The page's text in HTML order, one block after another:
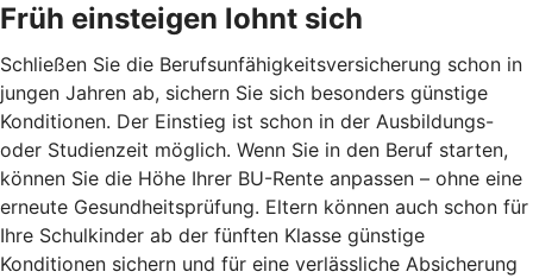
Früh einsteigen lohnt sich
Schließen Sie die Berufsunfähigkeitsversicherung schon in
jungen Jahren ab, sichern Sie sich besonders günstige
Konditionen. Der Einstieg ist schon in der Ausbildungs-
oder Studienzeit möglich. Wenn Sie in den Beruf starten,
können Sie die Höhe Ihrer BU-Rente anpassen – ohne eine
erneute Gesundheitsprüfung. Eltern können auch schon für
Ihre Schulkinder ab der fünften Klasse günstige
Konditionen sichern und für eine verlässliche Absicherung